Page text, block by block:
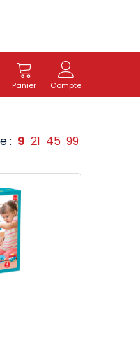
Panier Compte
: 9 21 45 99